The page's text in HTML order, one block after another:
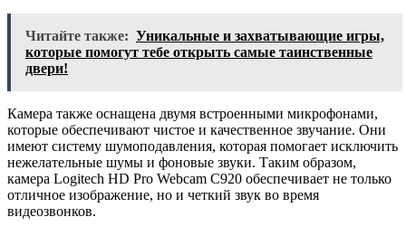
Читайте также: Уникальные и захватывающие игры,
которые помогут тебе открыть самые таинственные
двери!
Камера также оснащена двумя встроенными микрофонами,
которые обеспечивают чистое и качественное звучание. Они
имеют систему шумоподавления, которая помогает исключить
нежелательные шумы и фоновые звуки. Таким образом,
камера Logitech HD Pro Webcam C920 обеспечивает не только
отличное изображение, но и четкий звук во время
видеозвонков.